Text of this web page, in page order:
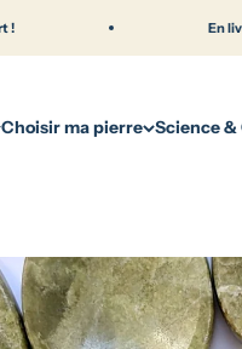
En live sur
Choisir ma pierre Science &